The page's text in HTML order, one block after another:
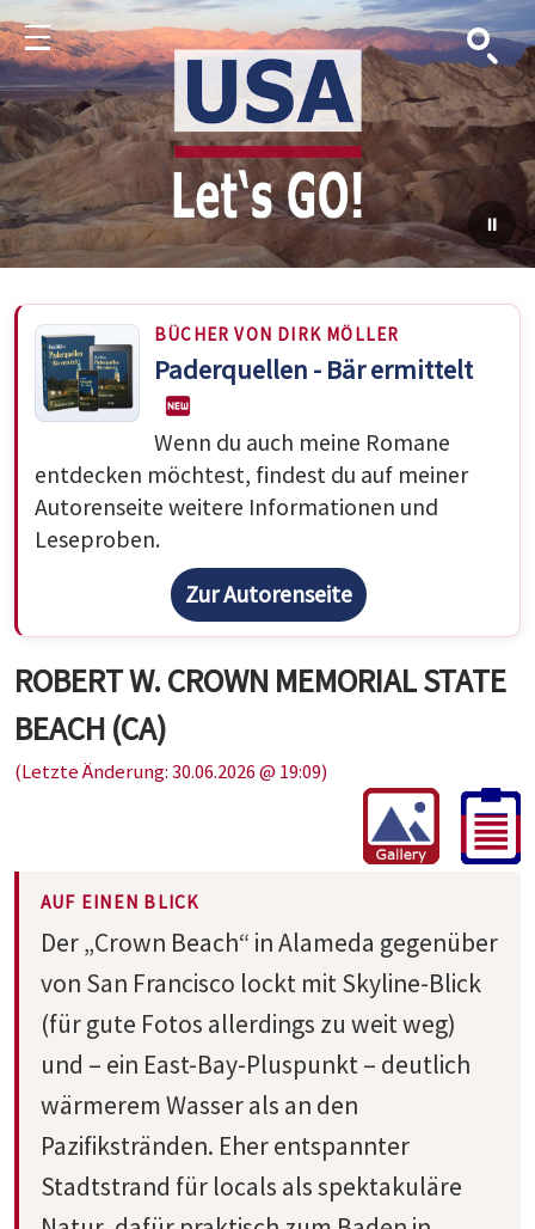
Menu Suche
BÜCHER VON DIRK MÖLLER
Paderquellen - Bär ermittelt
Wenn du auch meine Romane
entdecken möchtest, findest du auf meiner
Autorenseite weitere Informationen und
Leseproben.
Zur Autorenseite
ROBERT W. CROWN MEMORIAL STATE
BEACH (CA)
(Letzte Änderung: 30.06.2026 @ 19:09)
AUF EINEN BLICK
Der „Crown Beach“ in Alameda gegenüber
von San Francisco lockt mit Skyline-Blick
(für gute Fotos allerdings zu weit weg)
und – ein East-Bay-Pluspunkt – deutlich
wärmerem Wasser als an den
Pazifikstränden. Eher entspannter
Stadtstrand für locals als spektakuläre